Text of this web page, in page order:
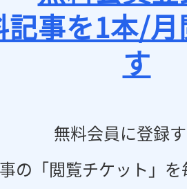
記事を1本/
す
無料会員に登録
の「閲覧チケット」